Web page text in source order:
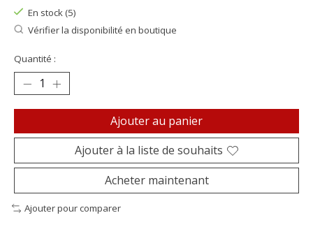
En stock (5)
Vérifier la disponibilité en boutique
Quantité :
Ajouter au panier
Ajouter à la liste de souhaits
Acheter maintenant
Ajouter pour comparer